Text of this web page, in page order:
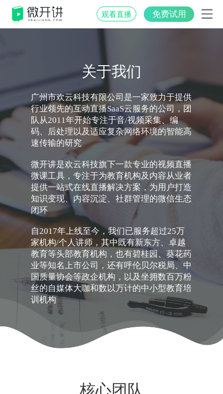
观看直播 免费试用
关于我们
广州市欢云科技有限公司是一家致力于提供
行业领先的互动直播SaaS云服务的公司，团
队从2011年开始专注于音/视频采集、编
码、后处理以及适应复杂网络环境的智能高
速传输的研究
微开讲是欢云科技旗下一款专业的视频直播
微课工具，专注于为教育机构及内容从业者
提供一站式在线直播解决方案，为用户打造
知识变现、内容沉淀、社群管理的微信生态
闭环
自2017年上线至今，我们已服务超过25万
家机构/个人讲师，其中既有新东方、卓越
教育等头部教育机构，也有碧桂园、葵花药
业等知名上市公司，还有呼伦贝尔税局、中
国质量协会等政企机构，以及坐拥数百万粉
丝的自媒体大咖和数以万计的中小型教育培
训机构
核心团队